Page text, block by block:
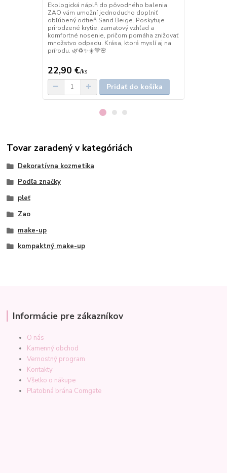
Ekologická náplň do pôvodného balenia
ZAO vám umožní jednoducho doplniť
obľúbený odtieň Sand Beige. Poskytuje
prirodzené krytie, zamatový vzhľad a
komfortné nosenie, pričom pomáha znižovať
množstvo odpadu. Krása, ktorá myslí aj na
prírodu. 🌿♻️✨☀️💚🌸
22,90 €/ks
Pridať do košíka
Tovar zaradený v kategóriách
Dekoratívna kozmetika
Podľa značky
pleť
Zao
make-up
kompaktný make-up
Informácie pre zákazníkov
O nás
Kamenný obchod
Vernostný program
Kontakty
Všetko o nákupe
Platobná brána Comgate